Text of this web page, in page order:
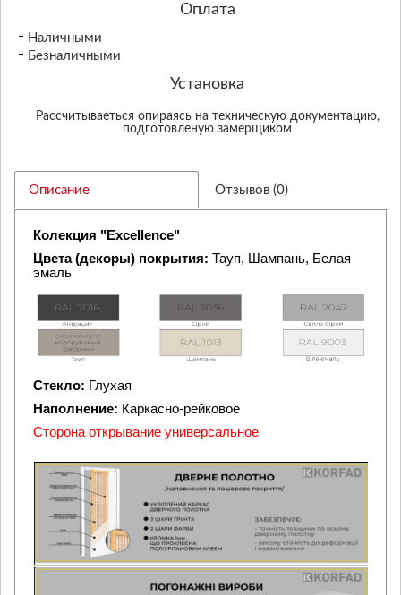
Оплата
Наличными
Безналичными
Установка
Рассчитываеться опираясь на техническую документацию,
подготовленую замерщиком
Описание Отзывов (0)
Колекция "Excellence"
Цвета (декоры) покрытия: Тауп, Шампань, Белая
эмаль
Стекло: Глухая
Наполнение: Каркасно-рейковое
Сторона открывание универсальное